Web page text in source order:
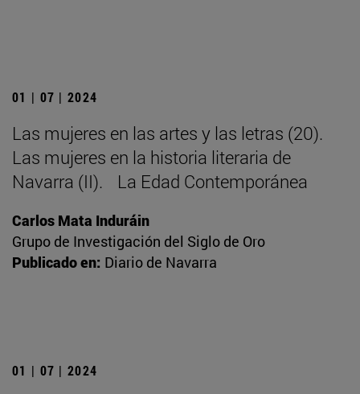
01 | 07 | 2024
Las mujeres en las artes y las letras (20).
Las mujeres en la historia literaria de
Navarra (II). La Edad Contemporánea
Carlos Mata Induráin
Grupo de Investigación del Siglo de Oro
Publicado en: Diario de Navarra
01 | 07 | 2024